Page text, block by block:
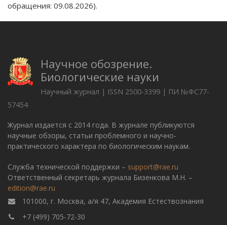
обращения: 09.08.2026).
Научное обозрение.
Биологические науки
Научный журнал | ISSN 2500-3399 | ПИ №ФС77-
57454
Журнал издается с 2014 года. В журнале публикуются
научные обзоры, статьи проблемного и научно-
практического характера по биологическим наукам.
Служба технической поддержки – support@rae.ru
Ответственный секретарь журнала Бизенкова М.Н. –
edition@rae.ru
101000, г. Москва, а/я 47, Академия Естествознания
+7 (499) 705-72-30